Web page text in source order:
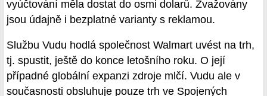
vyúčtování měla dostat do osmi dolarů. Zvažovány
jsou údajně i bezplatné varianty s reklamou.
Službu Vudu hodlá společnost Walmart uvést na trh,
tj. spustit, ještě do konce letošního roku. O její
případné globální expanzi zdroje mlčí. Vudu ale v
současnosti obsluhuje pouze trh ve Spojených